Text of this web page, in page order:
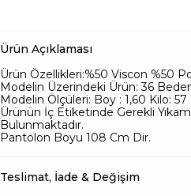
Ürün Açıklaması
Ürün Özellikleri:%50 Viscon %50
Modelin Üzerindeki Ürün: 36
Modelin Ölçüleri: Boy : 1,60 Kilo: 57
Ürünün İç Etiketinde Gerekli
Bulunmaktadır.
Pantolon Boyu 108 Cm Dir.
Teslimat, İade & Değişim